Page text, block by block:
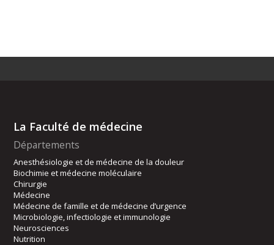
La Faculté de médecine
Départements
Anesthésiologie et de médecine de la douleur
Biochimie et médecine moléculaire
Chirurgie
Médecine
Médecine de famille et de médecine d’urgence
Microbiologie, infectiologie et immunologie
Neurosciences
Nutrition